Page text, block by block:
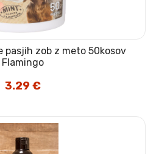
pasjih zob z meto 50kosov
Flamingo
3.29€